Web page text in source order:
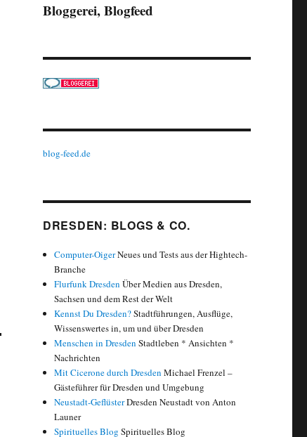
Bloggerei, Blogfeed
blog-feed.de
DRESDEN: BLOGS & CO.
Computer-OigerNeues und Tests aus der Hightech-
Branche
Flurfunk Dresden Über Medien aus Dresden,
Sachsen und dem Rest der Welt
Kennst Du Dresden?Stadtführungen, Ausflüge,
Wissenswertes in, um und über Dresden
Menschen in Dresden Stadtleben * Ansichten *
Nachrichten
Mit Cicerone durch Dresden Michael Frenzel –
Gästeführer für Dresden und Umgebung
Neustadt-GeflüsterDresden Neustadt von Anton
Launer
Spirituelles Blog Spirituelles Blog